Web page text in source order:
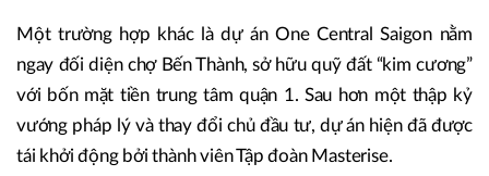
Một trường hợp khác là dự án One Central Saigon nằm
ngay đối diện chợ Bến Thành, sở hữu quỹ đất “kim cương”
với bốn mặt tiền trung tâm quận 1. Sau hơn một thập kỷ
vướng pháp lý và thay đổi chủ đầu tư, dự án hiện đã được
tái khởi động bởi thành viên Tập đoàn Masterise.